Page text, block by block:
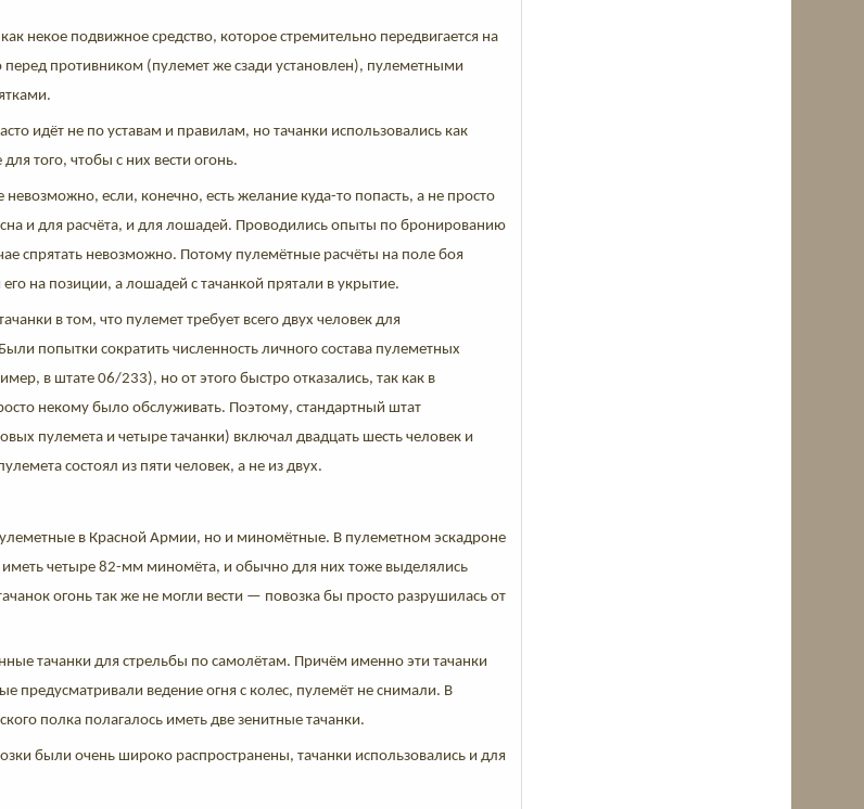
некое подвижное средство, которое стремительно передвигается на
противником (пулемет же сзади установлен), пулеметными
идёт не по уставам и правилам, но тачанки использовались как
того, чтобы с них вести огонь.
невозможно, если, конечно, есть желание куда-то попасть, а не просто
и для расчёта, и для лошадей. Проводились опыты по бронированию
спрятать невозможно. Потому пулемётные расчёты на поле боя
на позиции, а лошадей с тачанкой прятали в укрытие.
в том, что пулемет требует всего двух человек для
попытки сократить численность личного состава пулеметных
в штате 06/233), но от этого быстро отказались, так как в
некому было обслуживать. Поэтому, стандартный штат
пулемета и четыре тачанки) включал двадцать шесть человек и
состоял из пяти человек, а не из двух.
в Красной Армии, но и миномётные. В пулеметном эскадроне
иметь четыре 82-мм миномёта, и обычно для них тоже выделялись
огонь так же не могли вести — повозка бы просто разрушилась от
тачанки для стрельбы по самолётам. Причём именно эти тачанки
предусматривали ведение огня с колес, пулемёт не снимали. В
полка полагалось иметь две зенитные тачанки.
были очень широко распространены, тачанки использовались и для